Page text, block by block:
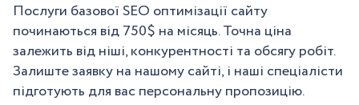
Послуги базової SEO оптимізації сайту
починаються від 750$ на місяць. Точна ціна
залежить від ніші, конкурентності та обсягу робіт.
Залиште заявку на нашому сайті, і наші спеціалісти
підготують для вас персональну пропозицію.